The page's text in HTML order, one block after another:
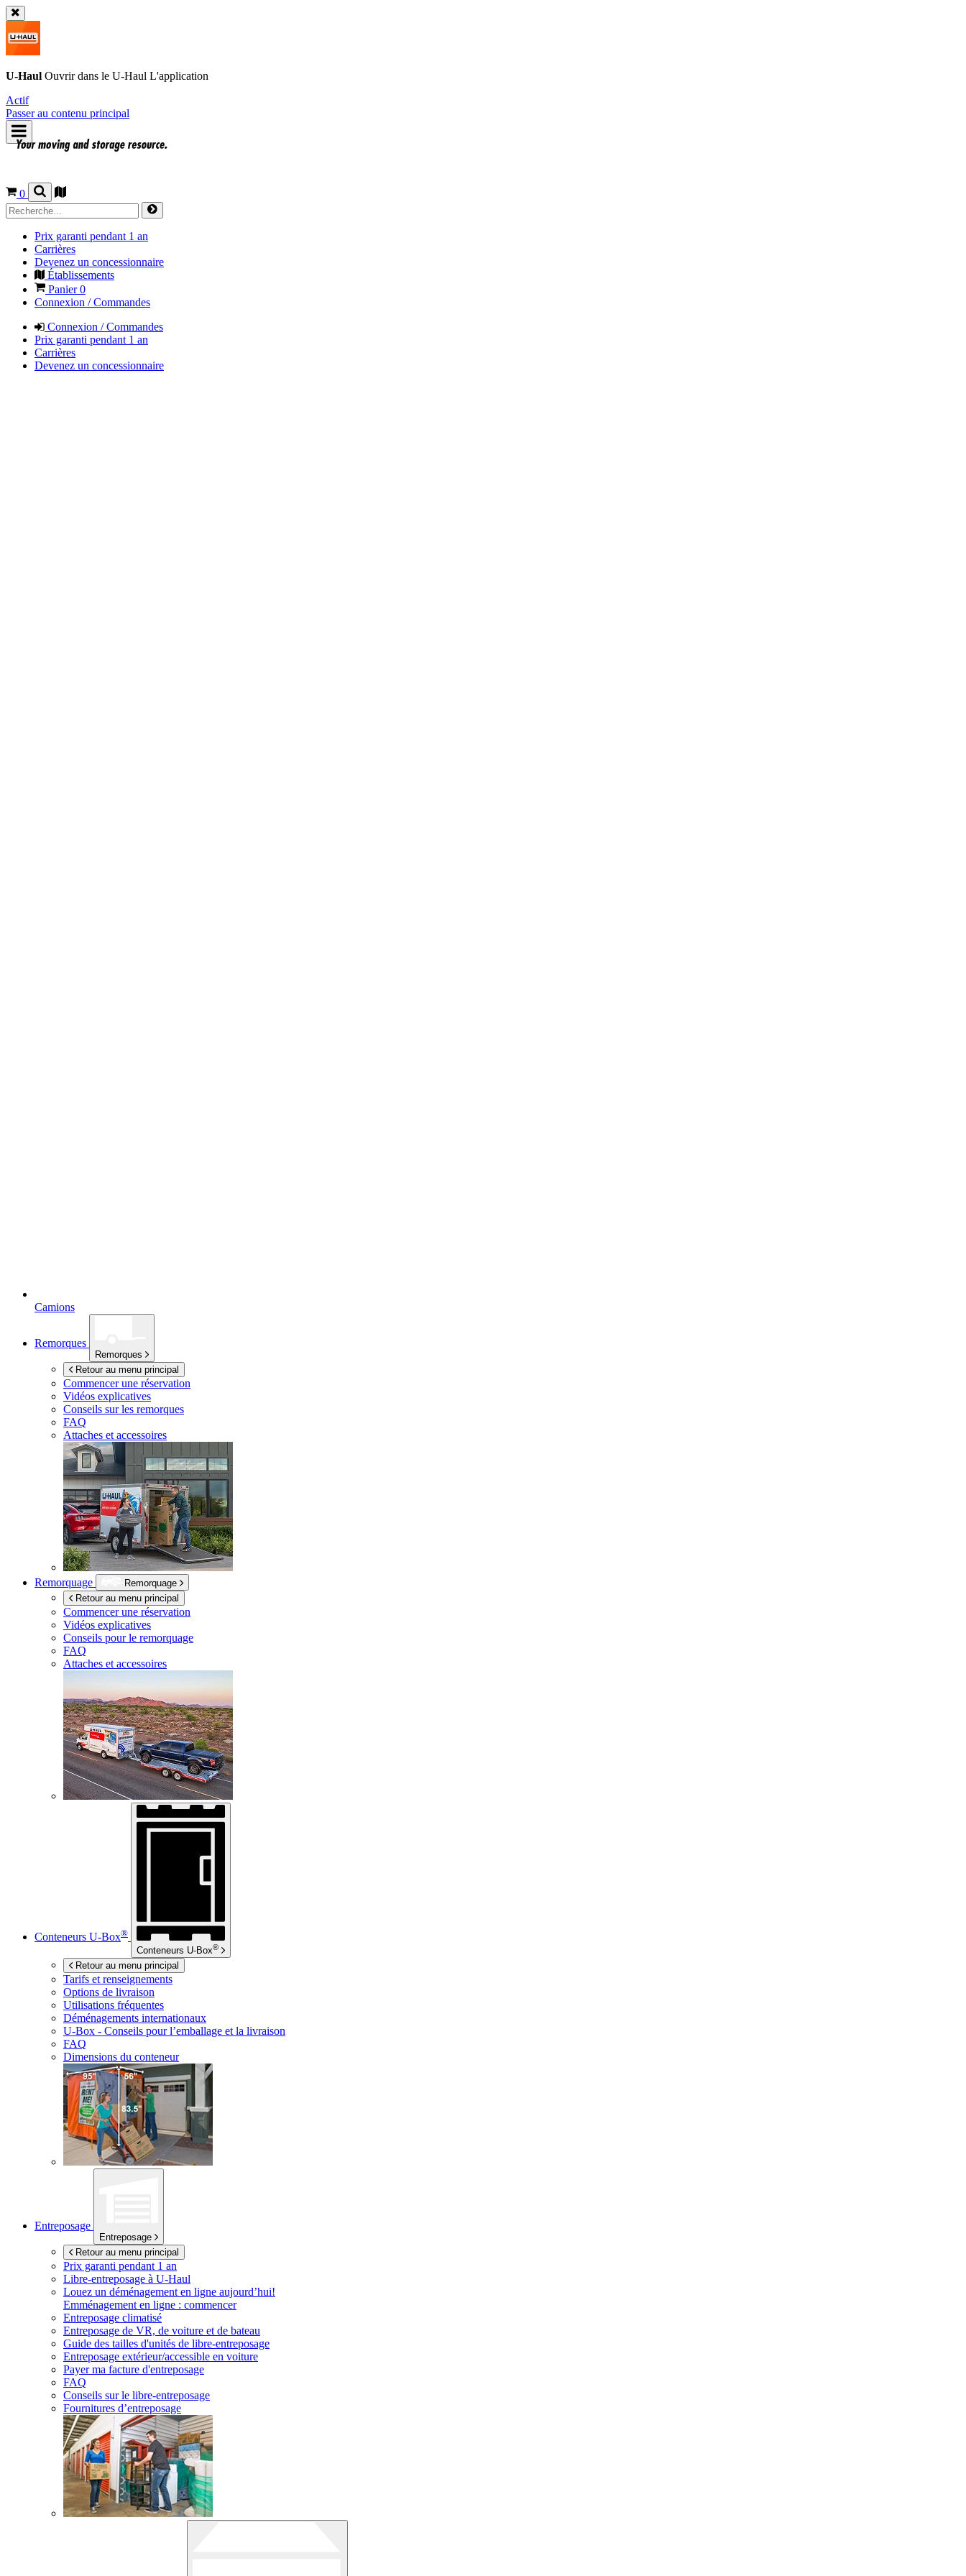
U-Haul Ouvrir dans le U-Haul L'application
Actif
Passer au contenu principal
0
Prix garanti pendant 1 an
Carrières
Devenez un concessionnaire
Établissements
Panier0
Connexion / Commandes
Connexion / Commandes
Prix garanti pendant 1 an
Carrières
Devenez un concessionnaire
Camions
Remorques
Remorques
Retour au menu principal
Commencer une réservation
Vidéos explicatives
Conseils sur les remorques
FAQ
Attaches et accessoires
Remorquage
Remorquage
Retour au menu principal
Commencer une réservation
Vidéos explicatives
Conseils pour le remorquage
FAQ
Attaches et accessoires
Conteneurs U-Box®
Conteneurs U-Box®
Retour au menu principal
Tarifs et renseignements
Options de livraison
Utilisations fréquentes
Déménagements internationaux
U-Box - Conseils pour l’emballage et la livraison
FAQ
Dimensions du conteneur
Entreposage
Entreposage
Retour au menu principal
Prix garanti pendant 1 an
Libre-entreposage à U-Haul
Louez un déménagement en ligne aujourd’hui!
Emménagement en ligne : commencer
Entreposage climatisé
Entreposage de VR, de voiture et de bateau
Guide des tailles d'unités de libre-entreposage
Entreposage extérieur/accessible en voiture
Payer ma facture d'entreposage
FAQ
Conseils sur le libre-entreposage
Fournitures d’entreposage